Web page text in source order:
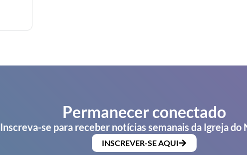
Permanecer conectado
Inscreva-se para receber notícias semanais da Igreja do
INSCREVER-SE AQUI